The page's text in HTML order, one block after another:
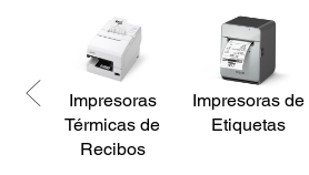
Impresoras
Térmicas de
Recibos
Impresoras de
Etiquetas